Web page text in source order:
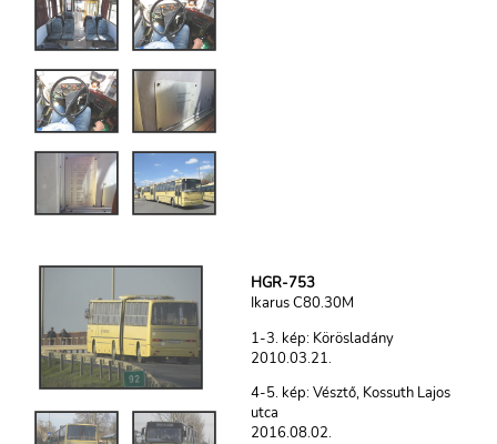
HGR-753
Ikarus C80.30M
1-3. kép: Körösladány
2010.03.21.
4-5. kép: Vésztő, Kossuth Lajos
utca
2016.08.02.